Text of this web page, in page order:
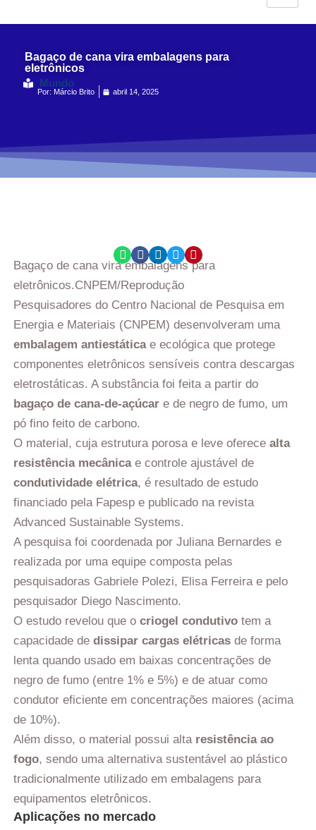
Bagaço de cana vira embalagens para
eletrônicos
Mundo
Por: Márcio Brito abril 14, 2025
Bagaço de cana vira embalagens para
eletrônicos.CNPEM/Reprodução
Pesquisadores do Centro Nacional de Pesquisa em
Energia e Materiais (CNPEM) desenvolveram uma
embalagem antiestática e ecológica que protege
componentes eletrônicos sensíveis contra descargas
eletrostáticas. A substância foi feita a partir do
bagaço de cana-de-açúcar e de negro de fumo, um
pó fino feito de carbono.
O material, cuja estrutura porosa e leve oferece alta
resistência mecânicae controle ajustável de
condutividade elétrica, é resultado de estudo
financiado pela Fapesp e publicado na revista
Advanced Sustainable Systems.
A pesquisa foi coordenada por Juliana Bernardes e
realizada por uma equipe composta pelas
pesquisadoras Gabriele Polezi, Elisa Ferreira e pelo
pesquisador Diego Nascimento.
O estudo revelou que o criogel condutivo tem a
capacidade de dissipar cargas elétricas de forma
lenta quando usado em baixas concentrações de
negro de fumo (entre 1% e 5%) e de atuar como
condutor eficiente em concentrações maiores (acima
de 10%).
Além disso, o material possui alta resistência ao
fogo, sendo uma alternativa sustentável ao plástico
tradicionalmente utilizado em embalagens para
equipamentos eletrônicos.
Aplicações no mercado